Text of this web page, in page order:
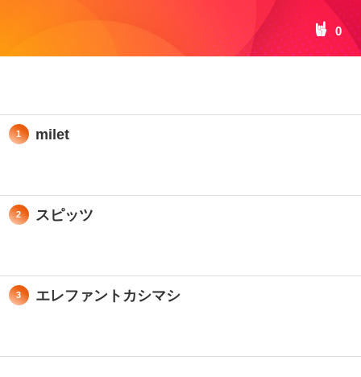
0
1 milet
2 スピッツ
3 エレファントカシマシ